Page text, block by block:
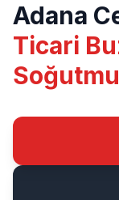
Adana
Ticari